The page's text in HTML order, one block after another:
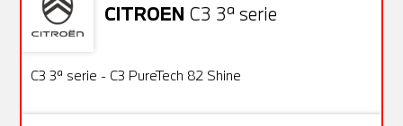
CITROEN C3 3ª serie
OFFERTA
Usato
C3 3ª serie - C3 PureTech 82 Shine